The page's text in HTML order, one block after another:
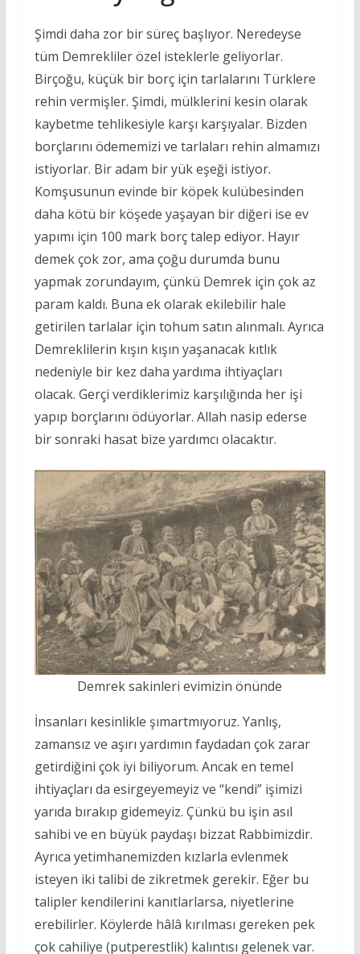
Şimdi daha zor bir süreç başlıyor. Neredeyse
tüm Demrekliler özel isteklerle geliyorlar.
Birçoğu, küçük bir borç için tarlalarını Türklere
rehin vermişler. Şimdi, mülklerini kesin olarak
kaybetme tehlikesiyle karşı karşıyalar. Bizden
borçlarını ödememizi ve tarlaları rehin almamızı
istiyorlar. Bir adam bir yük eşeği istiyor.
Komşusunun evinde bir köpek kulübesinden
daha kötü bir köşede yaşayan bir diğeri ise ev
yapımı için 100 mark borç talep ediyor. Hayır
demek çok zor, ama çoğu durumda bunu
yapmak zorundayım, çünkü Demrek için çok az
param kaldı. Buna ek olarak ekilebilir hale
getirilen tarlalar için tohum satın alınmalı. Ayrıca
Demreklilerin kışın kışın yaşanacak kıtlık
nedeniyle bir kez daha yardıma ihtiyaçları
olacak. Gerçi verdiklerimiz karşılığında her işi
yapıp borçlarını ödüyorlar. Allah nasip ederse
bir sonraki hasat bize yardımcı olacaktır.
Demrek sakinleri evimizin önünde
İnsanları kesinlikle şımartmıyoruz. Yanlış,
zamansız ve aşırı yardımın faydadan çok zarar
getirdiğini çok iyi biliyorum. Ancak en temel
ihtiyaçları da esirgeyemeyiz ve “kendi” işimizi
yarıda bırakıp gidemeyiz. Çünkü bu işin asıl
sahibi ve en büyük paydaşı bizzat Rabbimizdir.
Ayrıca yetimhanemizden kızlarla evlenmek
isteyen iki talibi de zikretmek gerekir. Eğer bu
talipler kendilerini kanıtlarlarsa, niyetlerine
erebilirler. Köylerde hâlâ kırılması gereken pek
çok cahiliye (putperestlik) kalıntısı gelenek var.